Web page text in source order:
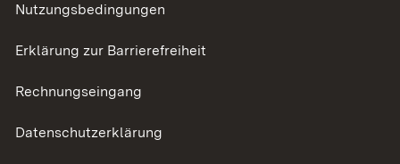
Nutzungsbedingungen
Erklärung zur Barrierefreiheit
Rechnungseingang
Datenschutzerklärung